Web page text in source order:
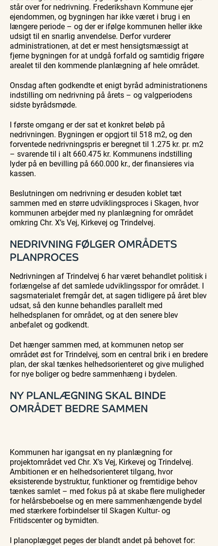
Se events
Naturhistorisk
Museum
med
Bedford
bussen
fra 1937
6. aug.
står over for nedrivning. Frederikshavn Kommune ejer
ejendommen, og bygningen har ikke været i brug i en
længere periode – og der er ifølge kommunen heller ikke
udsigt til en snarlig anvendelse. Derfor vurderer
administrationen, at det er mest hensigtsmæssigt at
fjerne bygningen for at undgå forfald og samtidig frigøre
arealet til den kommende planlægning af hele området.
Onsdag aften godkendte et enigt byråd administrationens
indstilling om nedrivning på årets – og valgperiodens
sidste byrådsmøde.
I første omgang er der sat et konkret beløb på
nedrivningen. Bygningen er opgjort til 518 m2, og den
forventede nedrivningspris er beregnet til 1.275 kr. pr. m2
– svarende til i alt 660.475 kr. Kommunens indstilling
lyder på en bevilling på 660.000 kr., der finansieres via
kassen.
Beslutningen om nedrivning er desuden koblet tæt
sammen med en større udviklingsproces i Skagen, hvor
kommunen arbejder med ny planlægning for området
omkring Chr. X’s Vej, Kirkevej og Trindelvej.
NEDRIVNING FØLGER OMRÅDETS
PLANPROCES
Nedrivningen af Trindelvej 6 har været behandlet politisk i
forlængelse af det samlede udviklingsspor for området. I
sagsmaterialet fremgår det, at sagen tidligere på året blev
udsat, så den kunne behandles parallelt med
helhedsplanen for området, og at den senere blev
anbefalet og godkendt.
Det hænger sammen med, at kommunen netop ser
området øst for Trindelvej, som en central brik i en bredere
plan, der skal tænkes helhedsorienteret og give mulighed
for nye boliger og bedre sammenhæng i bydelen.
NY PLANLÆGNING SKAL BINDE
OMRÅDET BEDRE SAMMEN
Kommunen har igangsat en ny planlægning for
projektområdet ved Chr. X’s Vej, Kirkevej og Trindelvej.
Ambitionen er en helhedsorienteret tilgang, hvor
eksisterende bystruktur, funktioner og fremtidige behov
tænkes samlet – med fokus på at skabe flere muligheder
for helårsbeboelse og en mere sammenhængende bydel
med stærkere forbindelser til Skagen Kultur- og
Fritidscenter og bymidten.
I planoplægget peges der blandt andet på behovet for: